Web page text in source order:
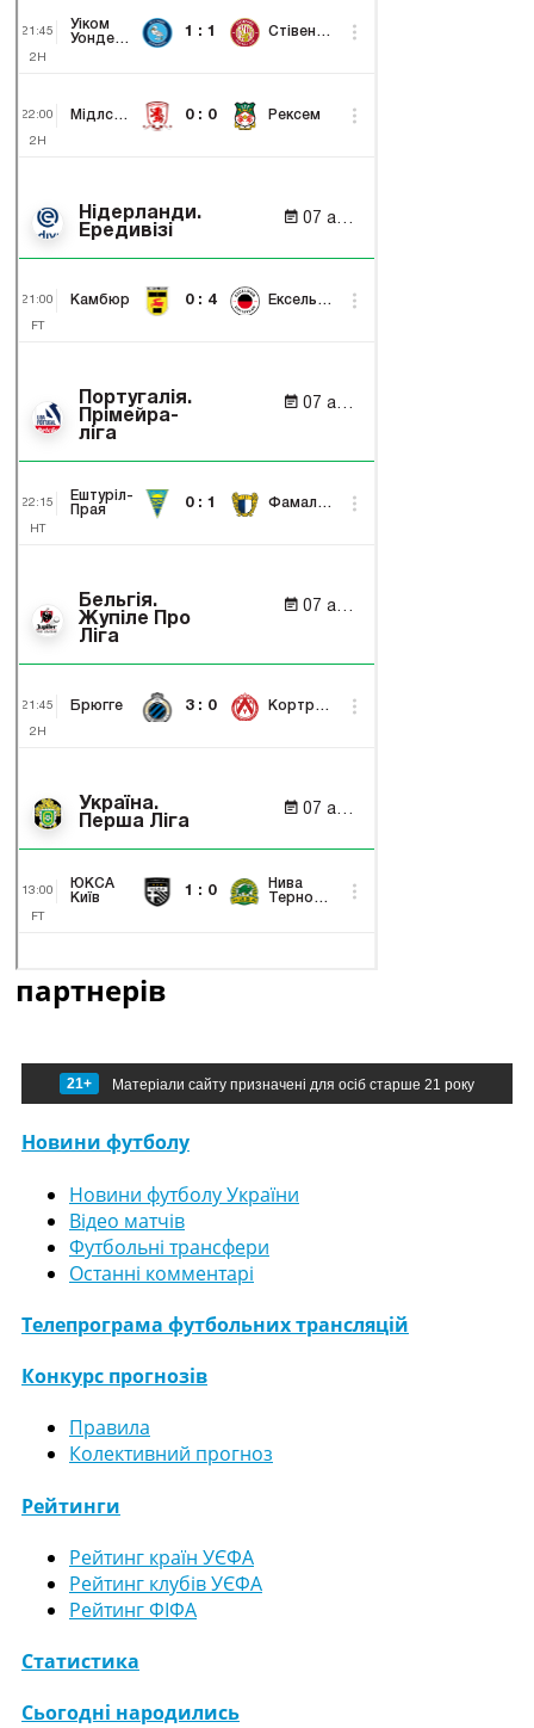
партнерів
21+ Матеріали сайту призначені для осіб старше 21 року
Новини футболу
Новини футболу України
Відео матчів
Футбольні трансфери
Останні комментарі
Телепрограма футбольних трансляцій
Конкурс прогнозів
Правила
Колективний прогноз
Рейтинги
Рейтинг країн УЄФА
Рейтинг клубів УЄФА
Рейтинг ФІФА
Статистика
Сьогодні народились